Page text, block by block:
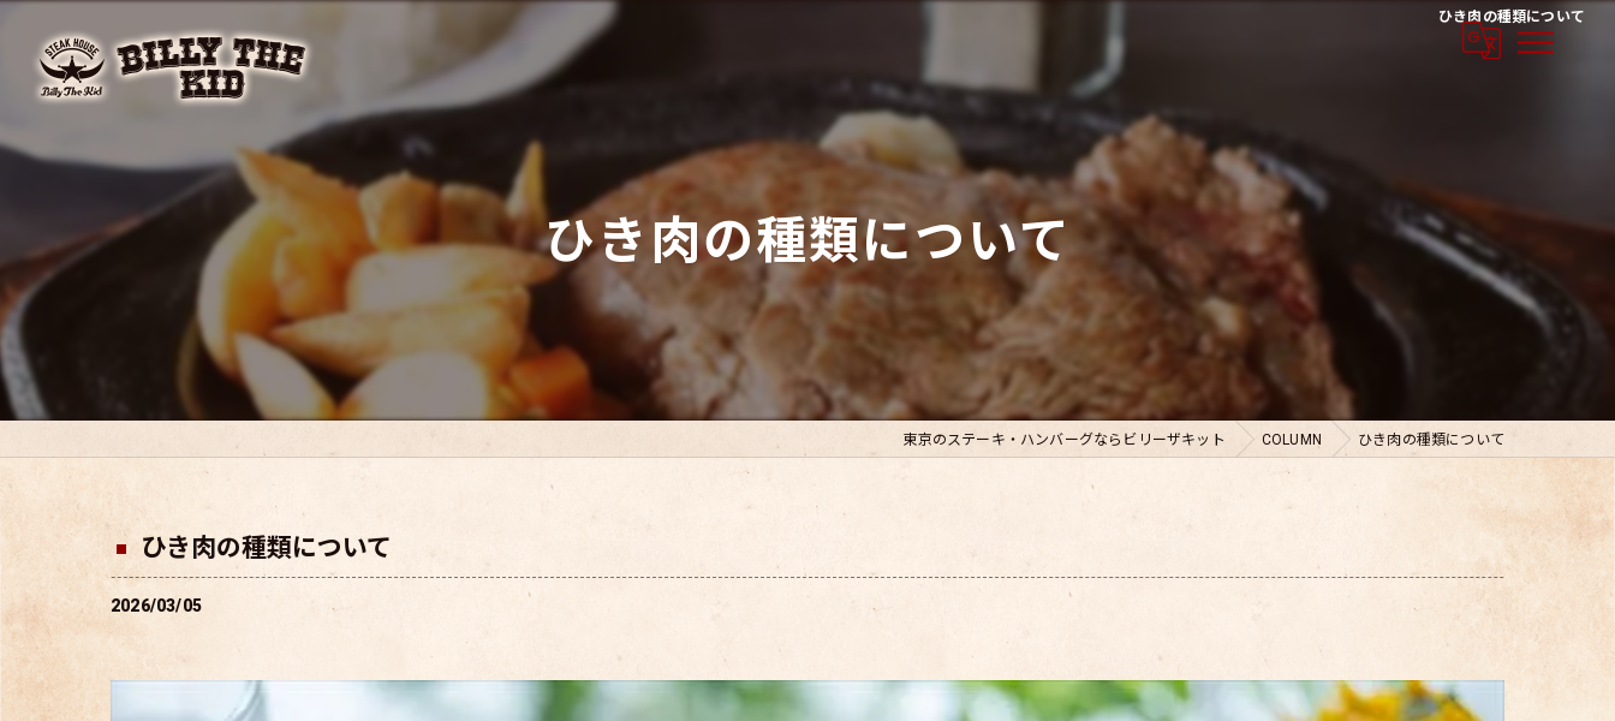
ひき肉の種類について
ひき肉の種類について
東京のステーキ・ハンバーグならビリーザキット COLUMN ひき肉の種類について
ひき肉の種類について
2026/03/05